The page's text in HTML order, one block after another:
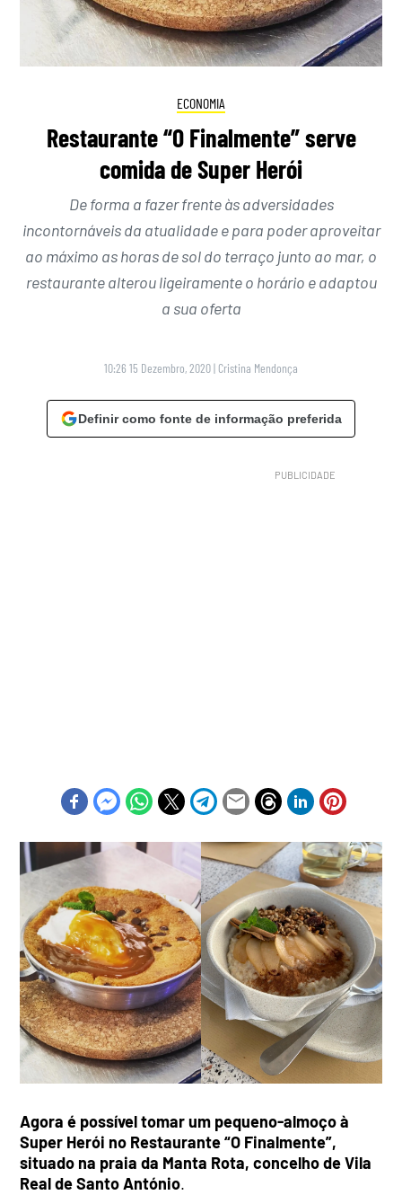
ECONOMIA
Restaurante “O Finalmente” serve
comida de Super Herói
De forma a fazer frente às adversidades
incontornáveis da atualidade e para poder aproveitar
ao máximo as horas de sol do terraço junto ao mar, o
restaurante alterou ligeiramente o horário e adaptou
a sua oferta
10:26 15 Dezembro, 2020| Cristina Mendonça
Definir como fonte de informação preferida
Agora é possível tomar um pequeno-almoço à
Super Herói no Restaurante “O Finalmente”,
situado na praia da Manta Rota, concelho de Vila
Real de Santo António.